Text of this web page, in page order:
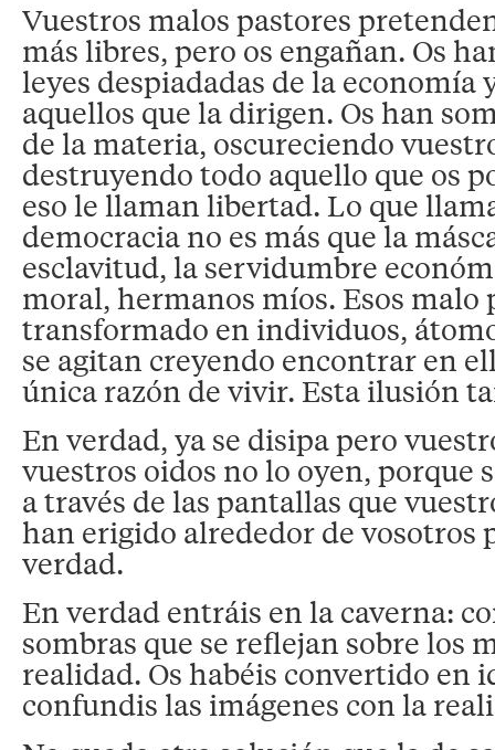
Vuestros malos pastores
más libres, pero os engañan. Os
leyes despiadadas de la economía
aquellos que la dirigen. Os han
de la materia, oscureciendo
destruyendo todo aquello que os
eso le llaman libertad. Lo que
democracia no es más que la
esclavitud, la servidumbre
moral, hermanos míos. Esos malo
transformado en individuos,
se agitan creyendo encontrar en
única razón de vivir. Esta ilusión
En verdad, ya se disipa pero
vuestros oidos no lo oyen, porque
a través de las pantallas que
han erigido alrededor de vosotros
verdad.
En verdad entráis en la caverna:
sombras que se reflejan sobre los
realidad. Os habéis convertido en
confundis las imágenes con la